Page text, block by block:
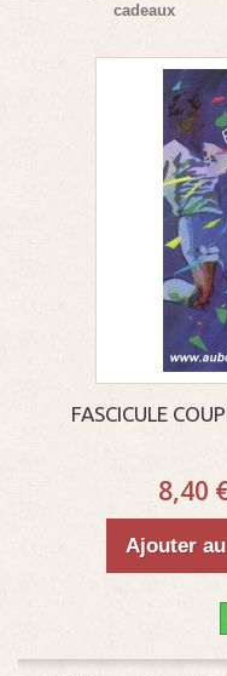
cadeaux
FASCICULE
8,40
Ajouter